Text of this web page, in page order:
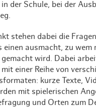
der Schule, bei der
stehen dabei die
einen ausmacht, zu wem
gemacht wird. Dabei
einer Reihe von
kurze Texte,
mit spielerischen
und Orten zum